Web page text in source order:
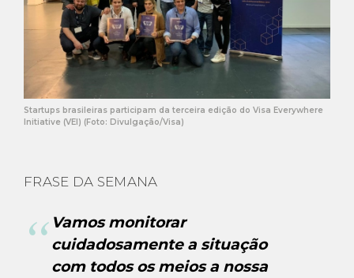
Startups brasileiras participam da terceira edição do Visa Everywhere
Initiative (VEI) (Foto: Divulgação/Visa)
FRASE DA SEMANA
Vamos monitorar
cuidadosamente a situação
com todos os meios a nossa